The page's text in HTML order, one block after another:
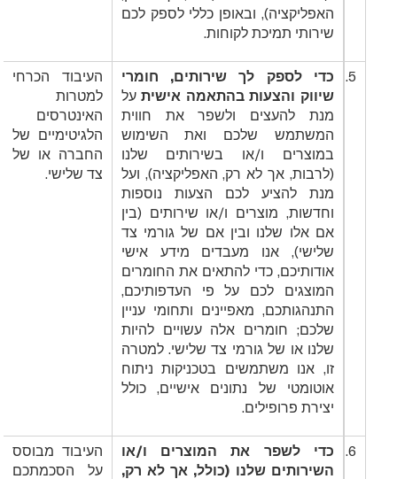
האפליקציה), ובאופן כללי לספק לכם
שירותי תמיכת לקוחות.
5.
כדי לספק לך שירותים, חומרי
שיווק והצעות בהתאמה אישיתעל
מנת להעצים ולשפר את חווית
המשתמש שלכם ואת השימוש
במוצרים ו/או בשירותים שלנו
(לרבות, אך לא רק, האפליקציה), ועל
מנת להציע לכם הצעות נוספות
וחדשות, מוצרים ו/או שירותים (בין
אם אלו שלנו ובין אם של גורמי צד
שלישי), אנו מעבדים מידע אישי
אודותיכם, כדי להתאים את החומרים
המוצגים לכם על פי העדפותיכם,
התנהגותכם, מאפיינים ותחומי עניין
שלכם; חומרים אלה עשויים להיות
שלנו או של גורמי צד שלישי. למטרה
זו, אנו משתמשים בטכניקות ניתוח
אוטומטי של נתונים אישיים, כולל
יצירת פרופילים.
העיבוד הכרחי
למטרות
האינטרסים
הלגיטימיים של
החברה או של
צד שלישי.
6.
כדי לשפר את המוצרים ו/או
השירותים שלנו (כולל, אך לא רק,
העיבוד מבוסס
על הסכמתכם